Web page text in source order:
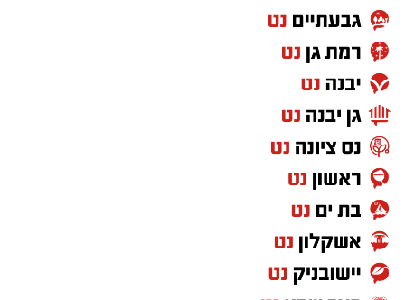
בשנת 2011 מצא פקח שמורת החולה יורם מלכה
פרט של עגולשון שחור־גחון. התגלית הייתה
דרמטית: במשך עשרות שנים נחשב המין לנכחד,
ואף הוכרז ב־1996 כמין שנכחד מהעולם.
חזרה מרגשת לטבע: הצפרדע שנעלמה מהעולם
שוב מתרבה בחולה
ייבוש החולה והרס בתי הגידול כמעט והעלימו את
הצפרדע הייחודית מהנוף. בעקבות גילויה הוקמו
גרעיני רבייה, בהם גרעין בגן החיות התנ"כי
בירושלים, שם צוותים למדו במשך שנים את תנאי